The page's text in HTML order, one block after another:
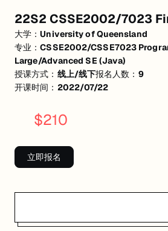
活动形式: 线上/线下
开始日期: 2022/7/22
已有 9 名同学报名参加
关联大学:University of Queensland
关联课程:CSSE2002/CSSE7023
22S2 CSSE2002/7023
大学：University of Queensland
专业：CSSE2002/CSSE7023
Large/Advanced SE (Java)
授课方式： 线上/线下报名人数： 9
开课时间： 2022/07/22
$210
立即报名